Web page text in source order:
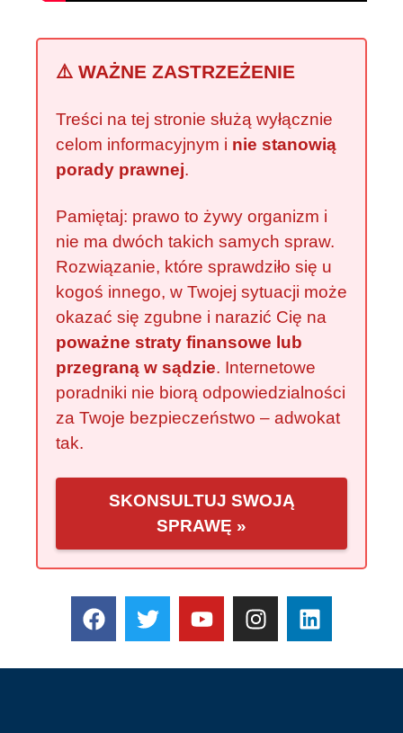
⚠️ WAŻNE ZASTRZEŻENIE
Treści na tej stronie służą wyłącznie
celom informacyjnym i nie stanowią
porady prawnej.
Pamiętaj: prawo to żywy organizm i
nie ma dwóch takich samych spraw.
Rozwiązanie, które sprawdziło się u
kogoś innego, w Twojej sytuacji może
okazać się zgubne i narazić Cię na
poważne straty finansowe lub
przegraną w sądzie. Internetowe
poradniki nie biorą odpowiedzialności
za Twoje bezpieczeństwo – adwokat
tak.
SKONSULTUJ SWOJĄ
SPRAWĘ »